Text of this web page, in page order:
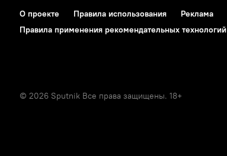
О проекте Правила использования Реклама
Правила применения рекомендательных технологий
© 2026 Sputnik Все права защищены. 18+